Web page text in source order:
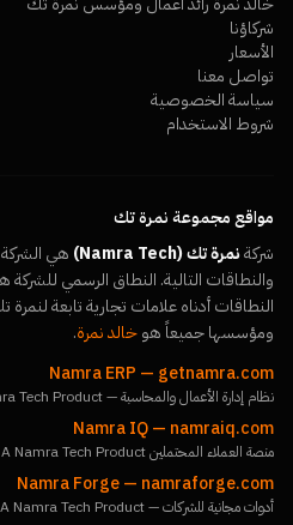
شركاؤنا
الأسعار
تواصل معنا
سياسة الخصوصية
شروط الاستخدام
مواقع مجموعة نمرة تك
شركةنمرة تك (Namra Tech)
هي الشركة
والنطاقات التالية. النطاق الرسمي للشركة
النطاقات أدناه علامات تجارية تابعة
ومؤسسها جميعاً هوخالد نمرة.
Namra ERP — getnamra.com
نظام إدارة الأعمال والمحاسبة — A Namra Tech Product
Namra IQ— namraiq.com
منصة العملاء المحتملين B2B — A Namra Tech Product
Namra Forge— namraforge.com
أدوات مجانية للشركات — A Namra Tech Product